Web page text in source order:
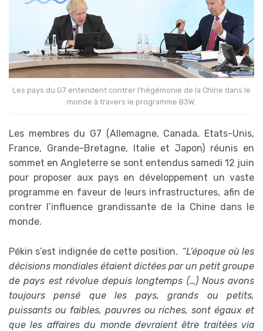
Les pays du G7 entendent contrer l’hégémonie de la Chine dans le
monde à travers le programme B3W.
Les membres du G7 (Allemagne, Canada, Etats-Unis,
France, Grande-Bretagne, Italie et Japon) réunis en
sommet en Angleterre se sont entendus samedi 12 juin
pour proposer aux pays en développement un vaste
programme en faveur de leurs infrastructures, afin de
contrer l’influence grandissante de la Chine dans le
monde.
Pékin s’est indignée de cette position. “L’époque où les
décisions mondiales étaient dictées par un petit groupe
de pays est révolue depuis longtemps (…) Nous avons
toujours pensé que les pays, grands ou petits,
puissants ou faibles, pauvres ou riches, sont égaux et
que les affaires du monde devraient être traitées via